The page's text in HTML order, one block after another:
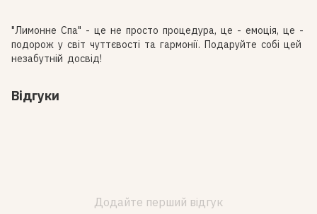
"Лимонне Спа" - це не просто процедура, це - емоція, це -
подорож у світ чуттєвості та гармонії. Подаруйте собі цей
незабутній досвід!
Відгуки
Додайте перший відгук